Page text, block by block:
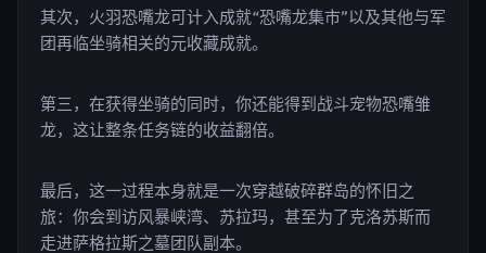
其次，火羽恐嘴龙可计入成就“恐嘴龙集市”以及其他与军
团再临坐骑相关的元收藏成就。
第三，在获得坐骑的同时，你还能得到战斗宠物恐嘴雏
龙，这让整条任务链的收益翻倍。
最后，这一过程本身就是一次穿越破碎群岛的怀旧之
旅：你会到访风暴峡湾、苏拉玛，甚至为了克洛苏斯而
走进萨格拉斯之墓团队副本。